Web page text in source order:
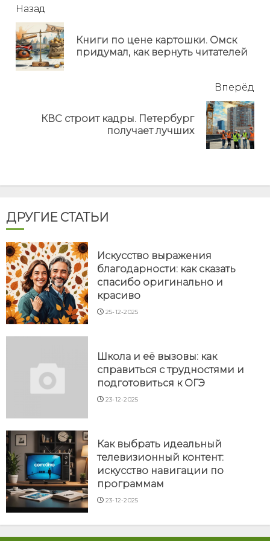
читать
еще
Назад
Книги по цене картошки. Омск
придумал, как вернуть читателей
Вперёд
КВС строит кадры. Петербург
получает лучших
ДРУГИЕ СТАТЬИ
Искусство выражения
благодарности: как сказать
спасибо оригинально и
красиво
25-12-2025
Школа и её вызовы: как
справиться с трудностями и
подготовиться к ОГЭ
23-12-2025
Как выбрать идеальный
телевизионный контент:
искусство навигации по
программам
23-12-2025